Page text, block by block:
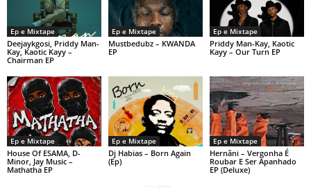
Ep e Mixtape
Deejaykgosi, Priddy Man-
Kay, Kaotic Kayy –
Chairman EP
Ep e Mixtape
Mustbedubz – KWANDA
EP
Ep e Mixtape
Priddy Man-Kay, Kaotic
Kayy – Our Turn EP
Ep e Mixtape
House Of ESAMA, D-
Minor, Jay Music –
Mathatha EP
Ep e Mixtape
Dj Habias – Born Again
(Ep)
Ep e Mixtape
Hernâni – Vergonha É
Roubar E Ser Apanhado
EP (Deluxe)